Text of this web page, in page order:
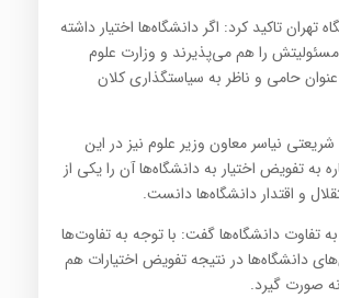
تهران تاکید کرد: اگر دانشگاه‌ها اختیار داشته
را هم می‌پذیرند و وزارت علوم
حامی و ناظر به سیاستگذاری کلان
نیاسر معاون وزیر علوم نیز در این
به تفویض اختیار به دانشگاه‌ها آن را یکی از
و اقتدار دانشگاه‌ها دانست.
به تفاوت دانشگاه‌ها گفت: با توجه به تفاوت‌ها
دانشگاه‌ها در نتیجه تفویض اختیارات هم
صورت گیرد.